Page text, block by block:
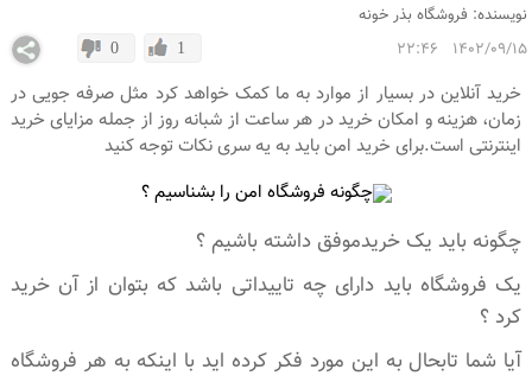
0 1
نویسنده: فروشگاه بذر خونه
1402/09/15 22:46
خرید آنلاین در بسیار از موارد به ما کمک خواهد کرد مثل صرفه جویی در
زمان، هزینه و امکان خرید در هر ساعت از شبانه روز از جمله مزایای خرید
اینترنتی است.برای خرید امن باید به یه سری نکات توجه کنید
چگونه باید یک خریدموفق داشته باشیم ؟
یک فروشگاه باید دارای چه تاییداتی باشد که بتوان از آن خرید
کرد ؟
آیا شما تابحال به این مورد فکر کرده اید با اینکه به هر فروشگاه